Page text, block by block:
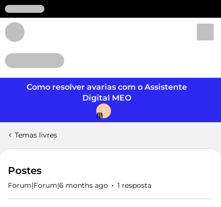
Como resolver avarias com o Assistente
Digital MEO
J
Temas livres
Postes
Forum|Forum|6 months ago 1 resposta